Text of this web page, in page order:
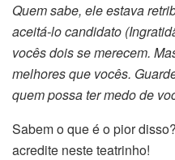
Quem sabe, ele estava
aceitá-lo candidato
vocês dois se merecem.
melhores que vocês.
quem possa ter medo de
Sabem o que é o pior
acredite neste teatrinho!